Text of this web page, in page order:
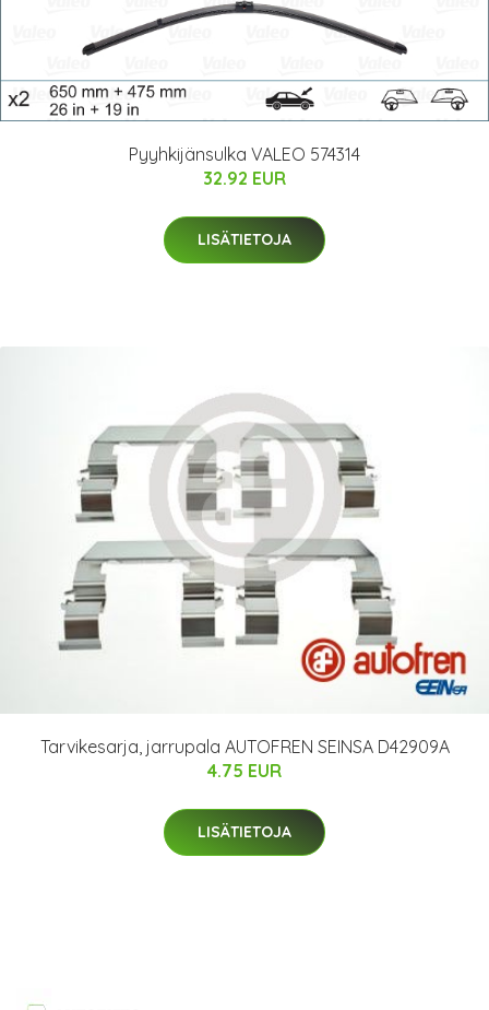
Pyyhkijänsulka VALEO 574314
32.92 EUR
LISÄTIETOJA
Tarvikesarja, jarrupala AUTOFREN SEINSA D42909A
4.75 EUR
LISÄTIETOJA